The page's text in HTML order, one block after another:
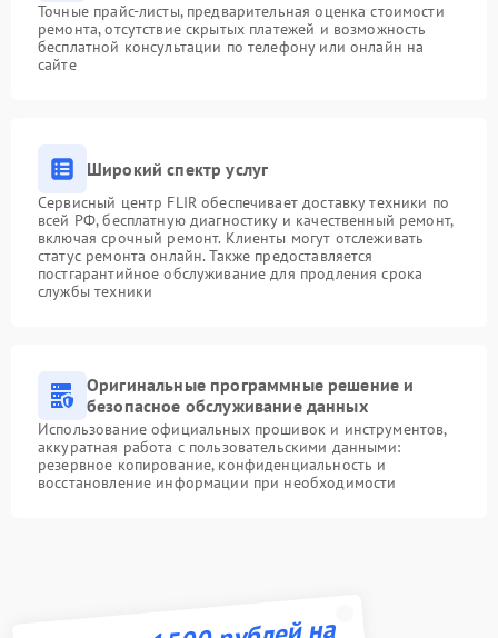
Точные прайс-листы, предварительная оценка стоимости
ремонта, отсутствие скрытых платежей и возможность
бесплатной консультации по телефону или онлайн на
сайте
Широкий спектр услуг
Сервисный центр FLIR обеспечивает доставку техники по
всей РФ, бесплатную диагностику и качественный ремонт,
включая срочный ремонт. Клиенты могут отслеживать
статус ремонта онлайн. Также предоставляется
постгарантийное обслуживание для продления срока
службы техники
Оригинальные программные решение и
безопасное обслуживание данных
Использование официальных прошивок и инструментов,
аккуратная работа с пользовательскими данными:
резервное копирование, конфиденциальность и
восстановление информации при необходимости